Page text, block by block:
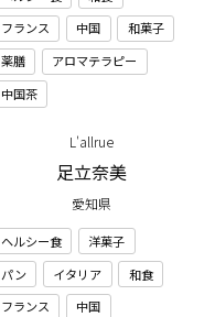
フランス
中国
和菓子
薬膳
アロマテラピー
中国茶
L'allrue
足立奈美
愛知県
ヘルシー食
洋菓子
パン
イタリア
和食
フランス
中国